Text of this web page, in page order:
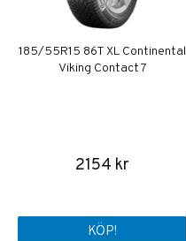
185/55R15 86T XL Continental
Viking Contact 7
2154 kr
KÖP!